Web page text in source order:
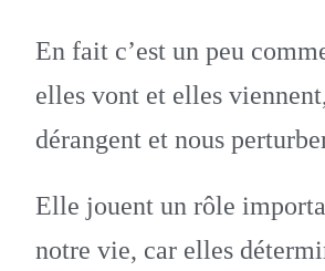
En fait c’est un peu
elles vont et elles
dérangent et nous
Elle jouent un rôle
notre vie, car elles